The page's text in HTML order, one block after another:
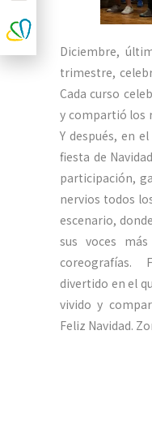
Diciembre,
trimestre,
Cada curso
y compartió los
Y después, en
fiesta de
participación,
nervios todos
escenario,
sus voces
divertido en el
vivido y
Feliz Navidad.